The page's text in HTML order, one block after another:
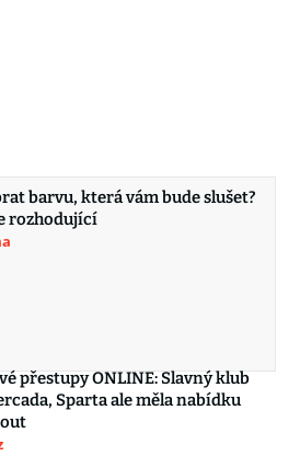
barvu, která vám bude slušet?
rozhodující
přestupy ONLINE: Slavný klub
Sparta ale měla nabídku